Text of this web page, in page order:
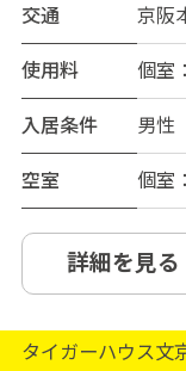
交通
京阪
使用料
個室
入居条件
男
空室
個室
詳細を見る
タイガーハウス文